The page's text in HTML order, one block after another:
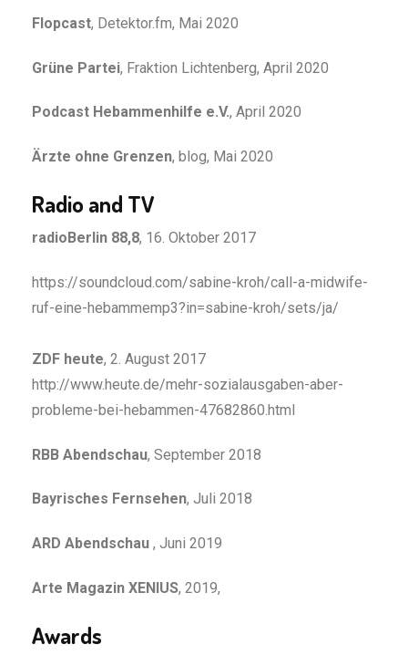
Flopcast, Detektor.fm, Mai 2020
Grüne Partei, Fraktion Lichtenberg, April 2020
Podcast Hebammenhilfe e.V., April 2020
Ärzte ohne Grenzen, blog, Mai 2020
Radio and TV
radioBerlin 88,8, 16. Oktober 2017
https://soundcloud.com/sabine-kroh/call-a-midwife-
ruf-eine-hebammemp3?in=sabine-kroh/sets/ja/
ZDF heute, 2. August 2017
http://www.heute.de/mehr-sozialausgaben-aber-
probleme-bei-hebammen-47682860.html
RBB Abendschau, September 2018
Bayrisches Fernsehen, Juli 2018
ARD Abendschau , Juni 2019
Arte Magazin XENIUS, 2019,
Awards